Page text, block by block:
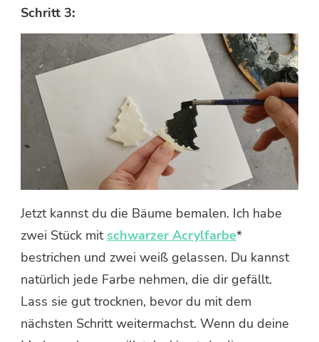
Schritt 3:
Jetzt kannst du die Bäume bemalen. Ich habe
zwei Stück mit schwarzer Acrylfarbe*
bestrichen und zwei weiß gelassen. Du kannst
natürlich jede Farbe nehmen, die dir gefällt.
Lass sie gut trocknen, bevor du mit dem
nächsten Schritt weitermachst. Wenn du deine